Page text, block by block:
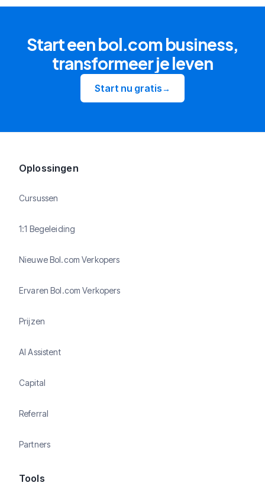
Start een bol.com business,
transformeer je leven
Start nu gratis→
Oplossingen
Cursussen
1:1 Begeleiding
Nieuwe Bol.com Verkopers
Ervaren Bol.com Verkopers
Prijzen
AI Assistent
Capital
Referral
Partners
Tools